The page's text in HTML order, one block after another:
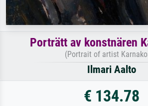
Porträtt av konstnären
(Portrait of artist
Ilmari Aalto
€ 134.78